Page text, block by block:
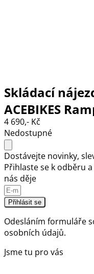
Skládací
ACEBIKES
4 690,- Kč
Nedostupné
Dostávejte novinky,
Přihlaste se k odběru
nás děje
Přihlásit se
Odesláním formuláře
osobních údajů.
Jsme tu pro vás